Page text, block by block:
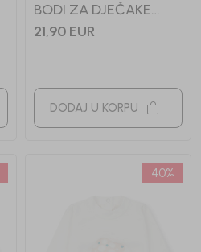
BODI ZA DJEČAKE
MATEO
21,90 EUR
DODAJ U KORPU
40%